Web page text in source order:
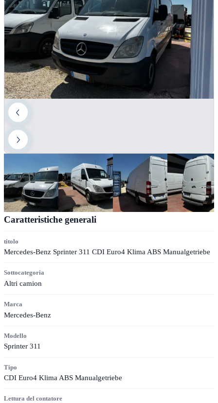
Caratteristiche generali
titolo
Mercedes-Benz Sprinter 311 CDI Euro4 Klima ABS Manualgetriebe
Sottocategoria
Altri camion
Marca
Mercedes-Benz
Modello
Sprinter 311
Tipo
CDI Euro4 Klima ABS Manualgetriebe
Lettura del contatore